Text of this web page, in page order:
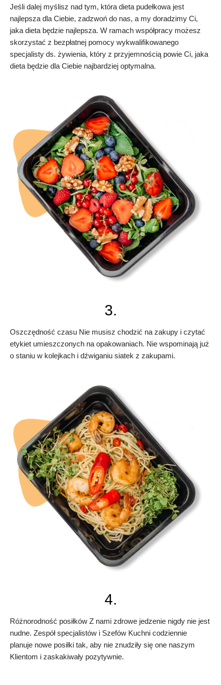
Jeśli dalej myślisz nad tym, która dieta pudełkowa jest
najlepsza dla Ciebie, zadzwoń do nas, a my doradzimy Ci,
jaka dieta będzie najlepsza. W ramach współpracy możesz
skorzystać z bezpłatnej pomocy wykwalifikowanego
specjalisty ds. żywienia, który z przyjemnością powie Ci, jaka
dieta będzie dla Ciebie najbardziej optymalna.
3.
Oszczędność czasu Nie musisz chodzić na zakupy i czytać
etykiet umieszczonych na opakowaniach. Nie wspominają już
o staniu w kolejkach i dźwiganiu siatek z zakupami.
4.
Różnorodność posiłków Z nami zdrowe jedzenie nigdy nie jest
nudne. Zespół specjalistów i Szefów Kuchni codziennie
planuje nowe posiłki tak, aby nie znudziły się one naszym
Klientom i zaskakiwały pozytywnie.